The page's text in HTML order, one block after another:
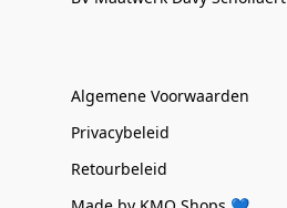
Algemene Voorwaarden
Privacybeleid
Retourbeleid